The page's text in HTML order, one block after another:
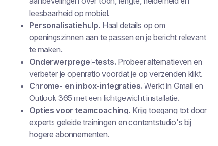
leesbaarheid op mobiel.
Personalisatiehulp. Haal details op om
openingszinnen aan te passen en je bericht relevant
te maken.
Onderwerpregel-tests. Probeer alternatieven en
verbeter je openratio voordat je op verzenden klikt.
Chrome- en inbox-integraties. Werkt in Gmail en
Outlook 365 met een lichtgewicht installatie.
Opties voor teamcoaching. Krijg toegang tot door
experts geleide trainingen en contentstudio's bij
hogere abonnementen.